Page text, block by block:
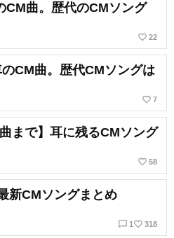
CM曲。歴代のCMソング
favorite_border 22
のCM曲。歴代CMソングは
favorite_border 7
まで】耳に残るCMソング
favorite_border 58
新CMソングまとめ
chat_bubble_outline 1 favorite_border 318